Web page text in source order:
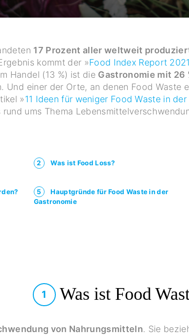
17 Prozent aller weltweit
kommt der »Food Index Report 2021
Handel (13 %) ist die Gastronomie mit 26
Und einer der Orte, an denen Food
»11 Ideen für weniger Food Waste in
rund ums Thema
2 Was ist Food Loss?
5
Hauptgründe für Food Waste in der
Gastronomie
1 Was ist Food
von Nahrungsmitteln. Sie